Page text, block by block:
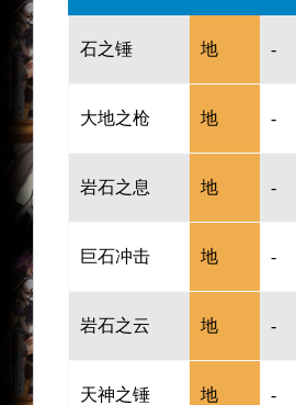
石之锤 地 -
大地之枪 地 -
岩石之息 地 -
巨石冲击 地 -
岩石之云 地 -
天神之锤 地 -